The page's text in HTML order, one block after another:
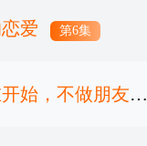
爱 第6集
始，不做朋友了